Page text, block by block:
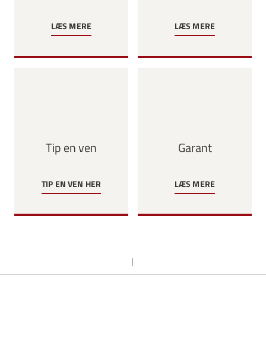
LÆS MERE LÆS MERE
Tip en ven
TIP EN VEN HER
Garant
LÆS MERE